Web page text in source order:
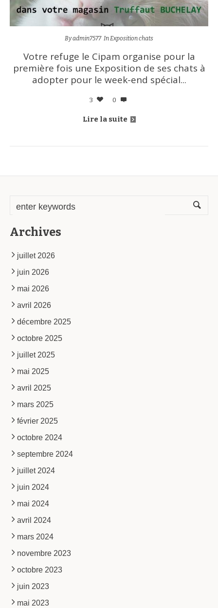
Byadmin7577 InExposition chats
Votre refuge le Cipam organise pour la
première fois une Exposition de ses chats à
adopter pour le week-end spécial...
3 0
Lire la suite
Archives
juillet 2026
juin 2026
mai 2026
avril 2026
décembre 2025
octobre 2025
juillet 2025
mai 2025
avril 2025
mars 2025
février 2025
octobre 2024
septembre 2024
juillet 2024
juin 2024
mai 2024
avril 2024
mars 2024
novembre 2023
octobre 2023
juin 2023
mai 2023